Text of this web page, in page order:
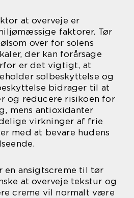
at overveje er
faktorer. Tør
over for solens
der kan forårsage
er det vigtigt, at
solbeskyttelse og
bidrager til at
og reducere risikoen for
mens antioxidanter
virkninger af frie
med at bevare hudens
en ansigtscreme til tør
at overveje tekstur og
creme vil normalt være